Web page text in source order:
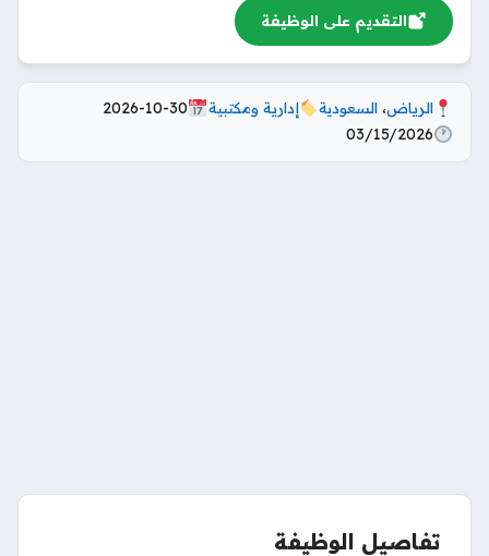
التقديم على الوظيفة
الرياض،السعودية إدارية ومكتبية
2026-10-30
03/15/2026
تفاصيل الوظيفة